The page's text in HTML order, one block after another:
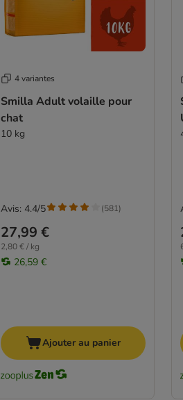
4 variantes
Smilla Adult volaille pour
chat
10 kg
27,99 €
2,80 € / kg
26,59 €
Avis: 4.4/5 (581)
Ajouter au panier